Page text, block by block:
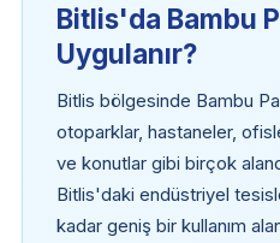
Bitlis'da Bambu
Uygulanır?
Bitlis bölgesinde Bambu
otoparklar, hastaneler,
ve konutlar gibi birçok
Bitlis'daki endüstriyel
kadar geniş bir kullanım